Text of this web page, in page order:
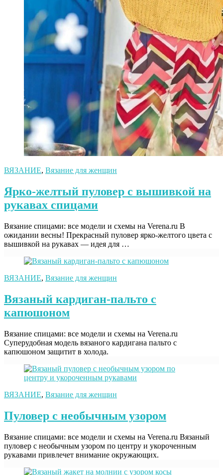
ВЯЗАНИЕ, Вязание для женщин
Ярко-желтый пуловер с вышивкой на
рукавах спицами
Вязание спицами: все модели и схемы на Verena.ru В
ожидании весны! Прекрасный пуловер ярко-желтого цвета с
вышивкой на рукавах — идея для …
ВЯЗАНИЕ, Вязание для женщин
Вязаный кардиган-пальто с
капюшоном
Вязание спицами: все модели и схемы на Verena.ru
Суперудобная модель вязаного кардигана пальто с
капюшоном защитит в холода.
ВЯЗАНИЕ, Вязание для женщин
Пуловер с необычным узором
Вязание спицами: все модели и схемы на Verena.ru Вязаный
пуловер с необычным узором по центру и укороченным
рукавами привлечет внимание окружающих.